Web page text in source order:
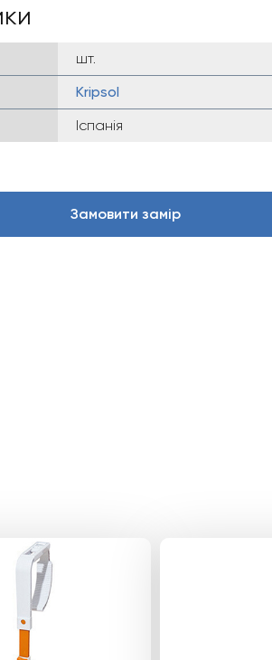
шт.
Kripsol
Іспанія
Замовити замір